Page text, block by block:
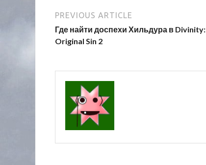
PREVIOUS ARTICLE
Где найти доспехи Хильдура в Divinity:
Original Sin 2